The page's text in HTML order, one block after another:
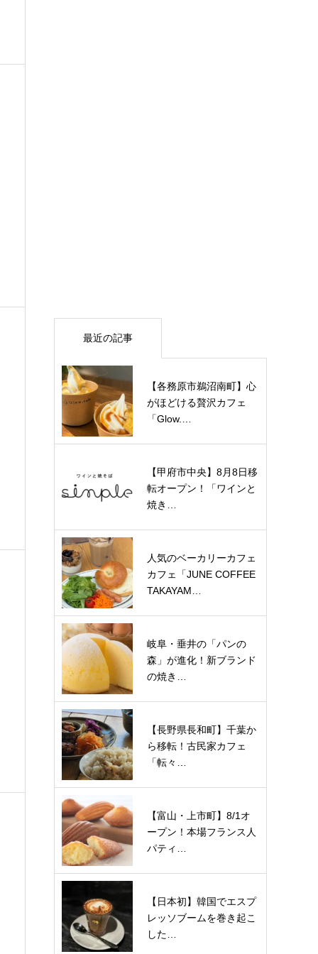
最近の記事
【各務原市鵜沼南町】心
がほどける贅沢カフェ
「Glow.…
【甲府市中央】8月8日移
転オープン！「ワインと
焼き…
人気のベーカリーカフェ
カフェ「JUNE COFFEE
TAKAYAM…
岐阜・垂井の「パンの
森」が進化！新ブランド
の焼き…
【長野県長和町】千葉か
ら移転！古民家カフェ
「転々…
【富山・上市町】8/1オ
ープン！本場フランス人
パティ…
【日本初】韓国でエスプ
レッソブームを巻き起こ
した…